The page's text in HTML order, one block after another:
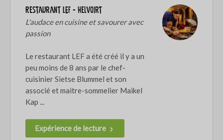
Restaurant LEF - Helvoirt
L'audace en cuisine et savourer avec
passion
Le restaurant LEF a été créé il y a un
peu moins de 8 ans par le chef-
cuisinier Sietse Blummel et son
associé et maitre-sommelier Maikel
Kap ...
Expérience de lecture